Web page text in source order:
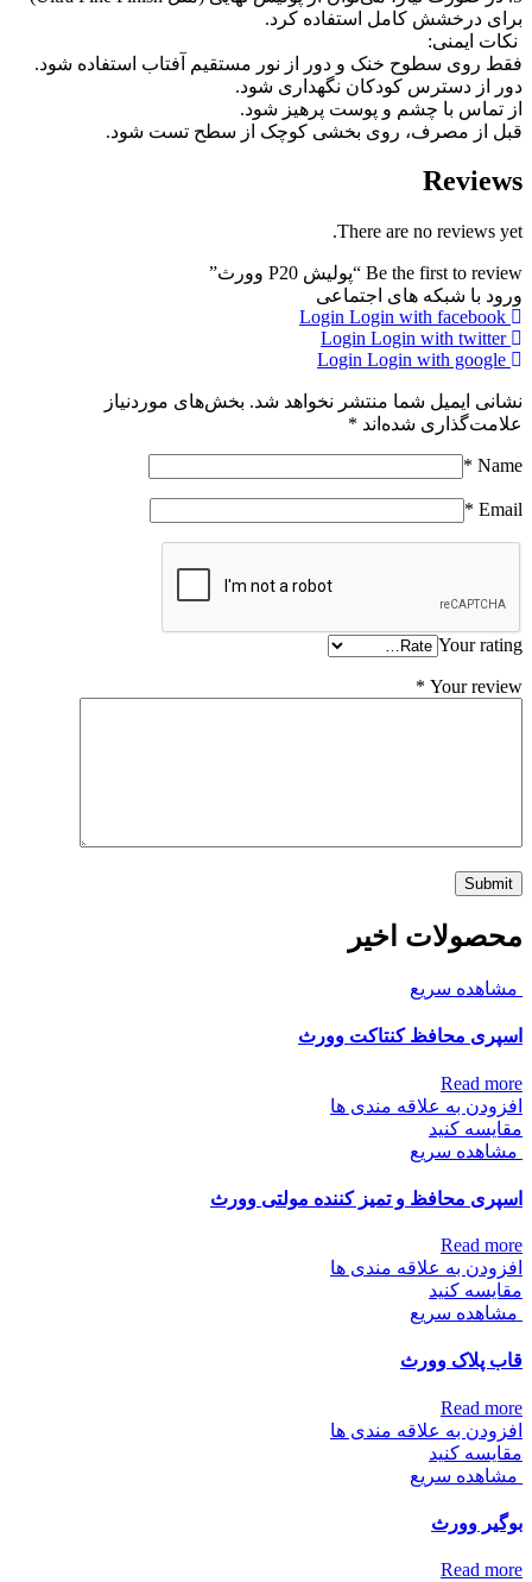
برای درخشش کامل استفاده کرد.
نکات ایمنی:
فقط روی سطوح خنک و دور از نور مستقیم آفتاب استفاده شود.
دور از دسترس کودکان نگهداری شود.
از تماس با چشم و پوست پرهیز شود.
قبل از مصرف، روی بخشی کوچک از سطح تست شود.
Reviews
There are no reviews yet.
Be the first to review “پولیش P20 وورث”
ورود با شبکه های اجتماعی
Login Login with facebook
Login Login with twitter
Login Login with google
نشانی ایمیل شما منتشر نخواهد شد. بخش‌های موردنیاز
علامت‌گذاری شده‌اند *
Name
*
Email
*
Your rating
Your review
*
محصولات اخیر
مشاهده سریع
اسپری محافظ کنتاکت وورث
Read more
افزودن به علاقه مندی ها
مقایسه کنید
مشاهده سریع
اسپری محافظ و تمیز کننده مولتی وورث
Read more
افزودن به علاقه مندی ها
مقایسه کنید
مشاهده سریع
قاب پلاک وورث
Read more
افزودن به علاقه مندی ها
مقایسه کنید
مشاهده سریع
بوگیر وورث
Read more